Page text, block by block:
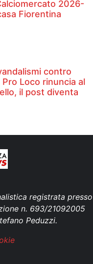
2026-
Fiorentina
contro
Pro Loco rinuncia al
il post diventa
registrata presso
n. 693/21092005
Peduzzi.